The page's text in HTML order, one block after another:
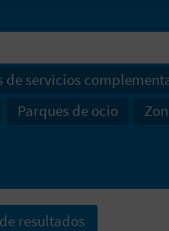
de servicios
Parques de ocio
resultados